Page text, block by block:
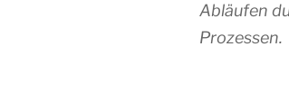
Abläufen
Prozessen.